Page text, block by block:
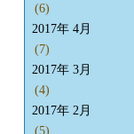
(6)
2017年 4月
(7)
2017年 3月
(4)
2017年 2月
(5)